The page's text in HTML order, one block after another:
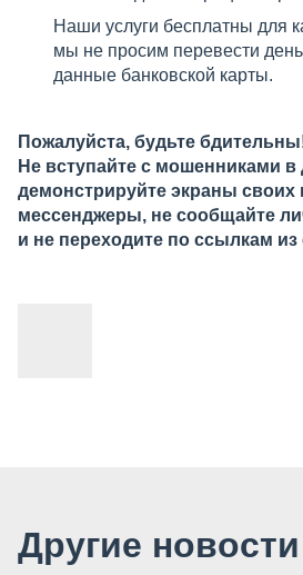
Наши услуги бесплатны для
мы не просим перевести
данные банковской карты.
Пожалуйста, будьте
Не вступайте с мошенниками в
демонстрируйте экраны своих
мессенджеры, не сообщайте
и не переходите по ссылкам
Другие новости